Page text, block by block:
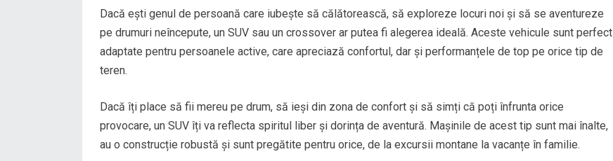
Dacă ești genul de persoană care iubește să călătorească, să exploreze locuri noi și să se aventureze
pe drumuri neîncepute, un SUV sau un crossover ar putea fi alegerea ideală. Aceste vehicule sunt perfect
adaptate pentru persoanele active, care apreciază confortul, dar și performanțele de top pe orice tip de
teren.
Dacă îți place să fii mereu pe drum, să ieși din zona de confort și să simți că poți înfrunta orice
provocare, un SUV îți va reflecta spiritul liber și dorința de aventură. Mașinile de acest tip sunt mai înalte,
au o construcție robustă și sunt pregătite pentru orice, de la excursii montane la vacanțe în familie.